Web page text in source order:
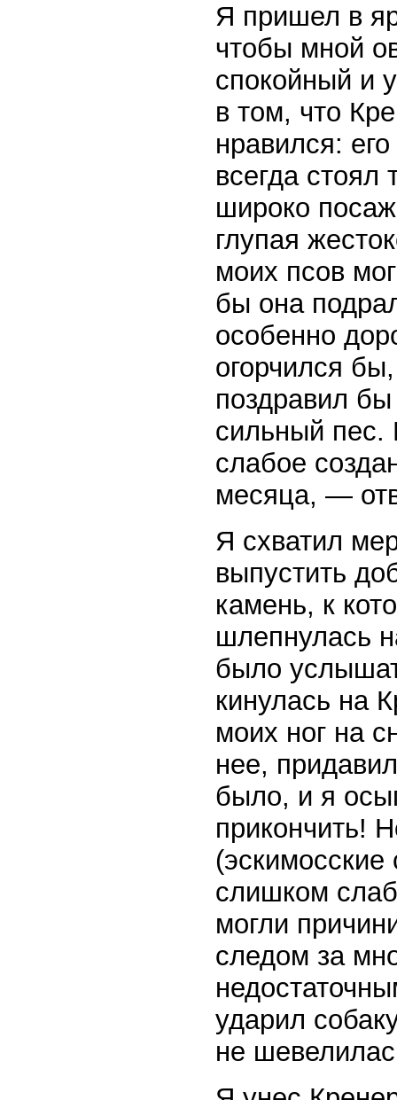
Я пришел в
чтобы мной
спокойный и
в том, что
нравился:
всегда стоял
широко
глупая
моих псов
бы она
особенно
огорчился
поздравил
сильный пес.
слабое
месяца, —
Я схватил
выпустить
камень, к
шлепнулась
было
кинулась на
моих ног на
нее,
было, и я
прикончить!
слишком
могли
следом за
ударил
не